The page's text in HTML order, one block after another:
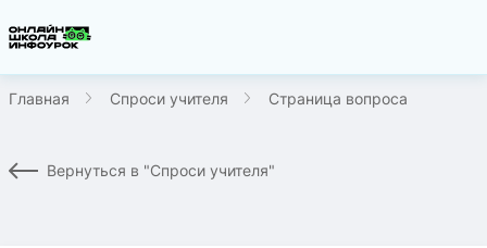
Главная Спроси учителя Страница вопроса
Вернуться в "Спроси учителя"